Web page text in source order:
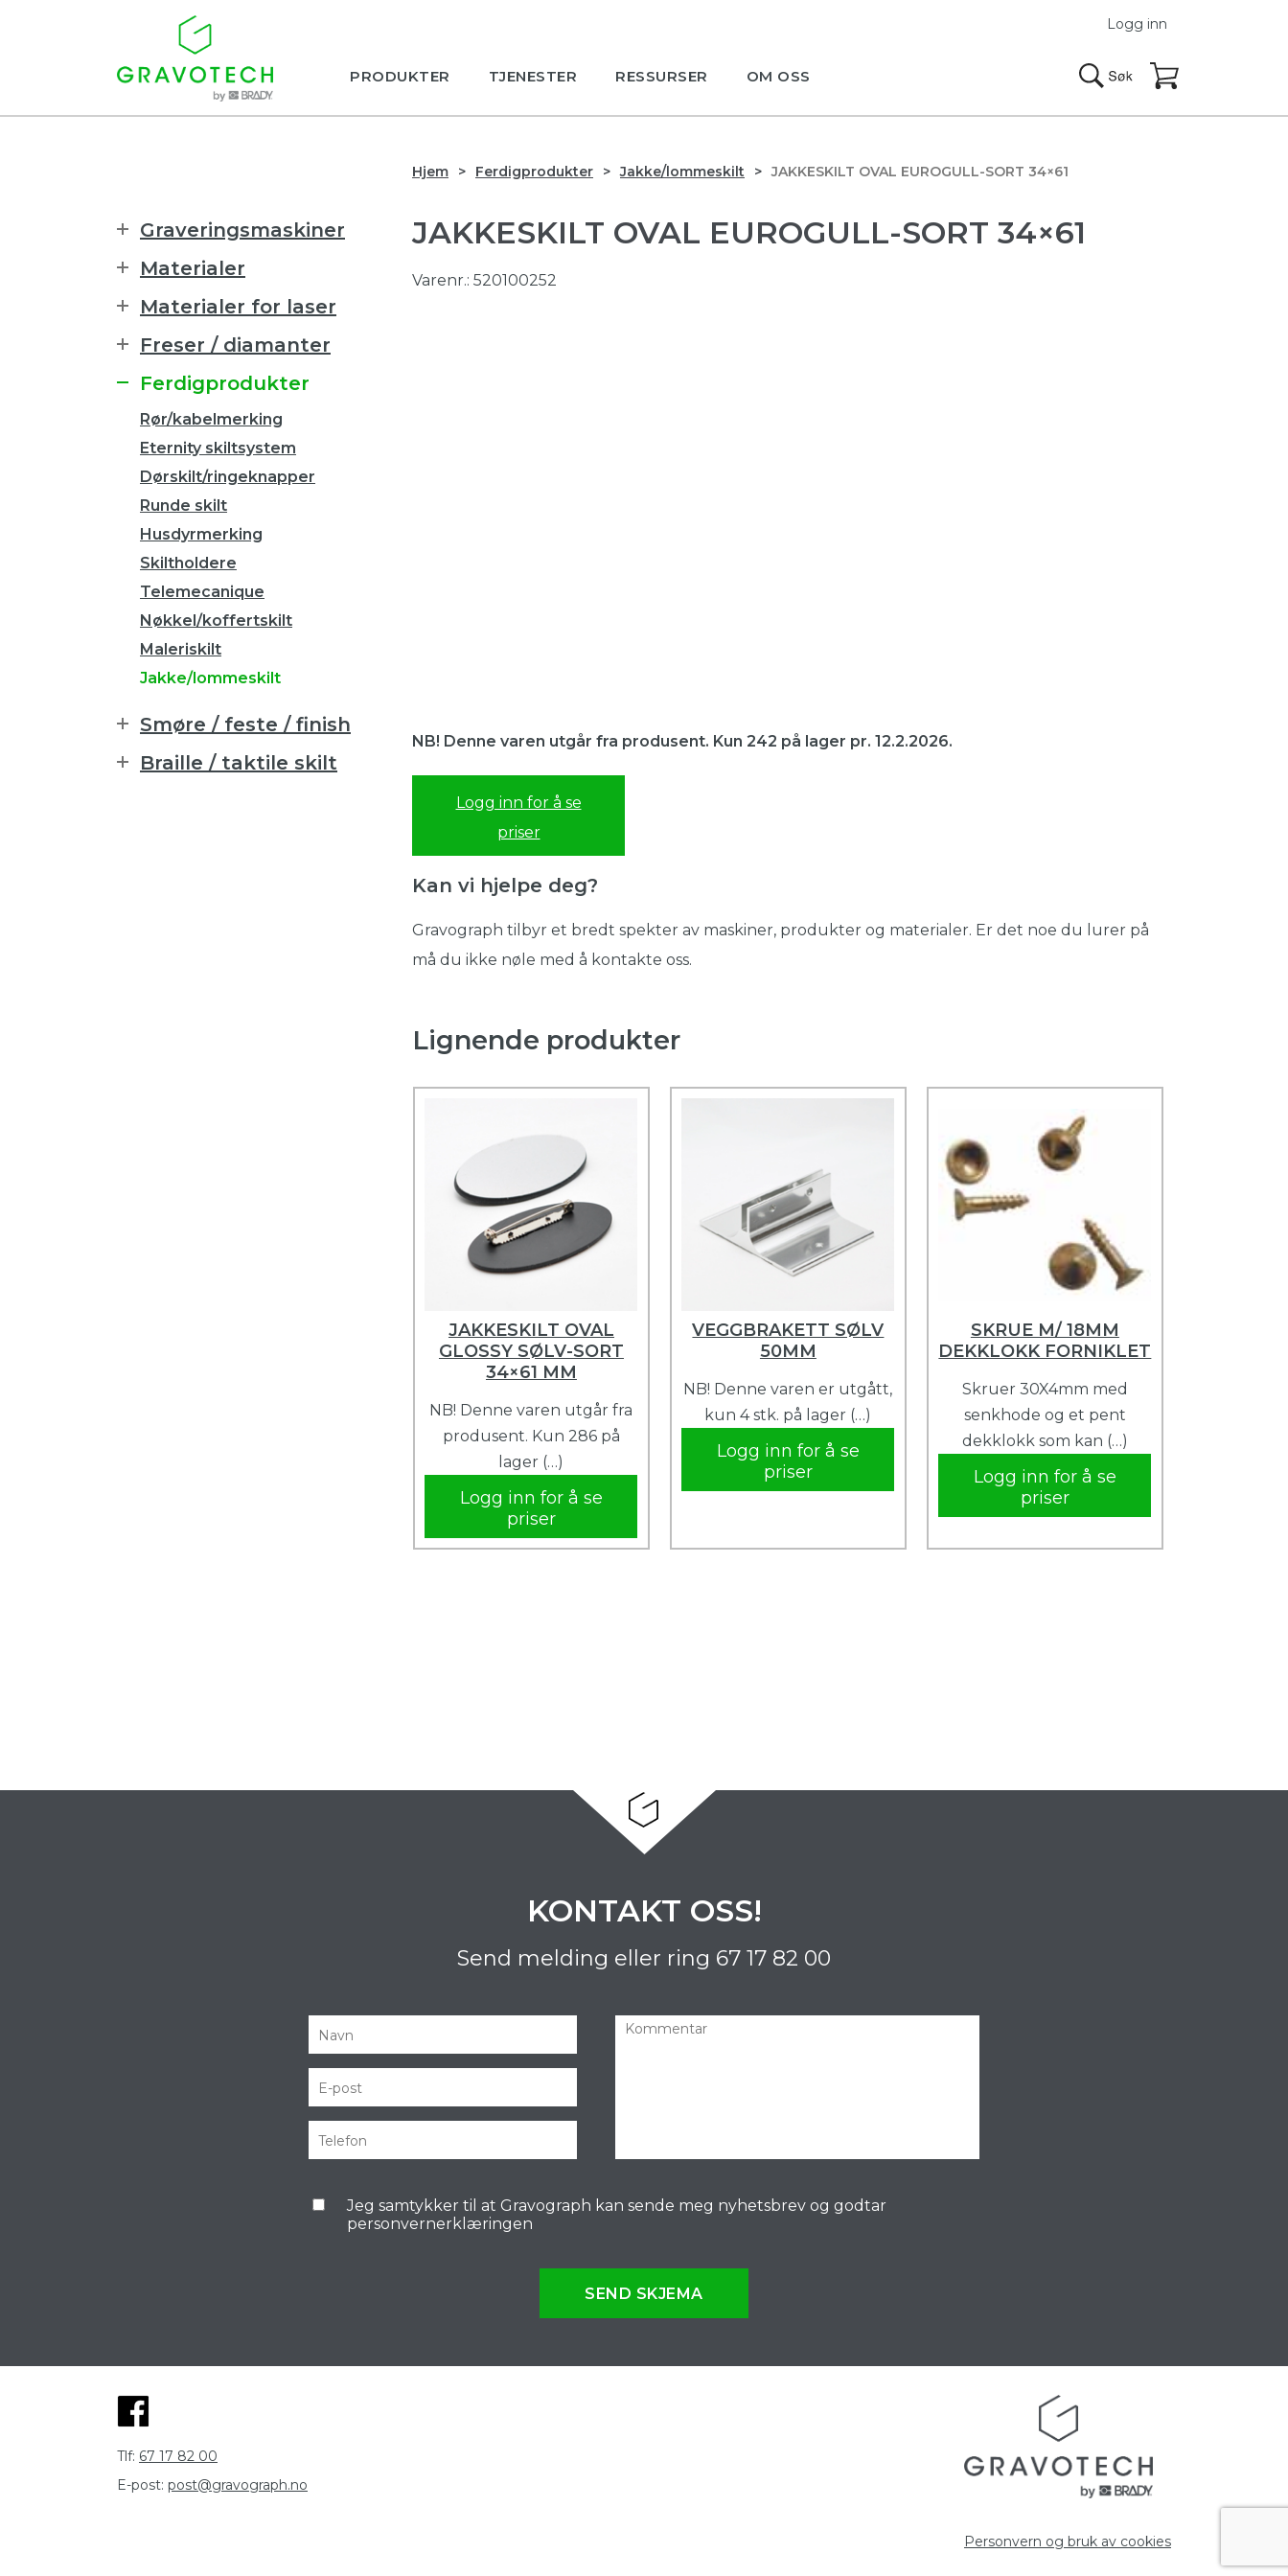
PRODUKTER TJENESTER RESSURSER OM OSS
Logg inn
Hjem Ferdigprodukter Jakke/lommeskilt JAKKESKILT OVAL EUROGULL-SORT 34×61
JAKKESKILT OVAL EUROGULL-SORT 34×61
Varenr.: 520100252
NB! Denne varen utgår fra produsent. Kun 242 på lager pr. 12.2.2026.
Logg inn for å se
priser
Kan vi hjelpe deg?
Gravograph tilbyr et bredt spekter av maskiner, produkter og materialer. Er det noe du lurer på
må du ikke nøle med å kontakte oss.
Lignende produkter
JAKKESKILT OVAL
GLOSSY SØLV-SORT
34×61 MM
NB! Denne varen utgår fra
produsent. Kun 286 på
lager (…)
Logg inn for å se
priser
VEGGBRAKETT SØLV
50MM
NB! Denne varen er utgått,
kun 4 stk. på lager (…)
Logg inn for å se
priser
SKRUE M/ 18MM
DEKKLOKK FORNIKLET
Skruer 30X4mm med
senkhode og et pent
dekklokk som kan (…)
Logg inn for å se
priser
Graveringsmaskiner
Materialer
Materialer for laser
Freser / diamanter
Ferdigprodukter
Rør/kabelmerking
Eternity skiltsystem
Dørskilt/ringeknapper
Runde skilt
Husdyrmerking
Skiltholdere
Telemecanique
Nøkkel/koffertskilt
Maleriskilt
Jakke/lommeskilt
Smøre / feste / finish
Braille / taktile skilt
KONTAKT OSS!
Send melding eller ring 67 17 82 00
Jeg samtykker til at Gravograph kan sende meg nyhetsbrev og godtar
personvernerklæringen
SEND SKJEMA
Tlf: 67 17 82 00
E-post: post@gravograph.no
Personvern og bruk av cookies